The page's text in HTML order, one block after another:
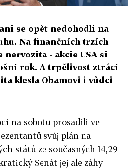
se opět nedohodli na
Na finančních trzích
- akcie USA si
rok. A trpělivost ztrácí
klesla Obamovi i vůdci
na sobotu prosadili ve
svůj plán na
států ze současných 14,29
Senát jej ale záhy